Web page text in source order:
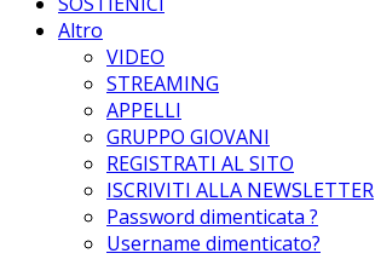
Altro
VIDEO
STREAMING
APPELLI
GRUPPO GIOVANI
REGISTRATI AL SITO
ISCRIVITI ALLA NEWSLETTER
Password dimenticata ?
Username dimenticato?